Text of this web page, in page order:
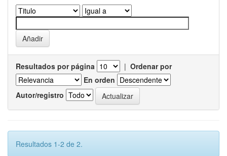
Resultados por página | Ordenar por
En orden
Autor/registro
Resultados 1-2 de 2.